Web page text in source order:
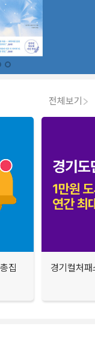
전체보기
집
경기컬처